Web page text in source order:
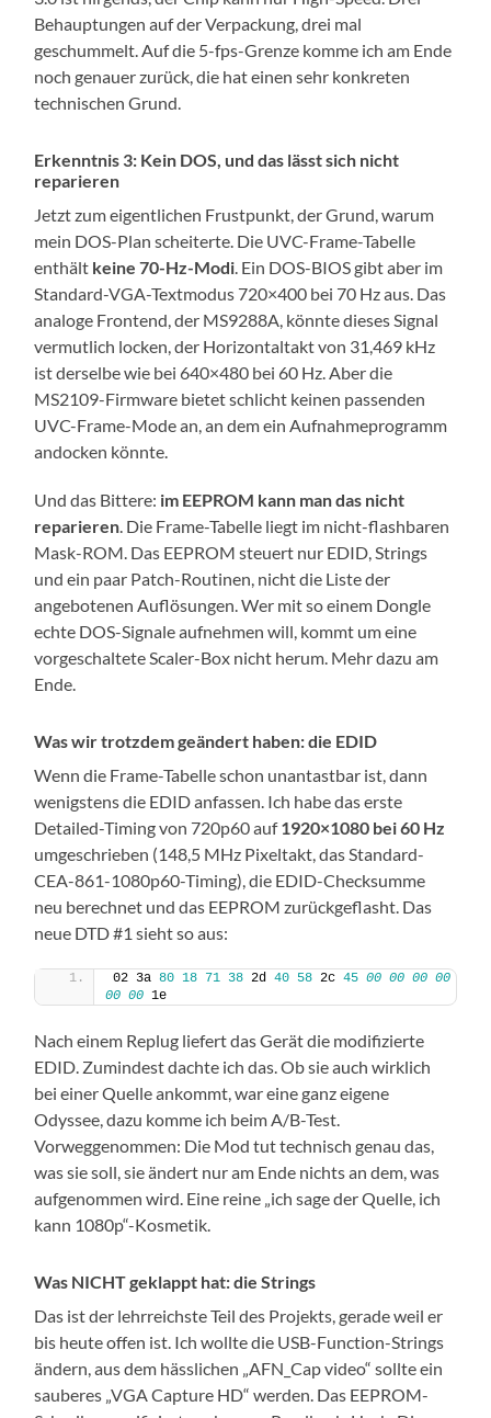
Behauptungen auf der Verpackung, drei mal
geschummelt. Auf die 5-fps-Grenze komme ich am Ende
noch genauer zurück, die hat einen sehr konkreten
technischen Grund.
Erkenntnis 3: Kein DOS, und das lässt sich nicht
reparieren
Jetzt zum eigentlichen Frustpunkt, der Grund, warum
mein DOS-Plan scheiterte. Die UVC-Frame-Tabelle
enthält keine 70-Hz-Modi. Ein DOS-BIOS gibt aber im
Standard-VGA-Textmodus 720×400 bei 70 Hz aus. Das
analoge Frontend, der MS9288A, könnte dieses Signal
vermutlich locken, der Horizontaltakt von 31,469 kHz
ist derselbe wie bei 640×480 bei 60 Hz. Aber die
MS2109-Firmware bietet schlicht keinen passenden
UVC-Frame-Mode an, an dem ein Aufnahmeprogramm
andocken könnte.
Und das Bittere: im EEPROM kann man das nicht
reparieren. Die Frame-Tabelle liegt im nicht-flashbaren
Mask-ROM. Das EEPROM steuert nur EDID, Strings
und ein paar Patch-Routinen, nicht die Liste der
angebotenen Auflösungen. Wer mit so einem Dongle
echte DOS-Signale aufnehmen will, kommt um eine
vorgeschaltete Scaler-Box nicht herum. Mehr dazu am
Ende.
Was wir trotzdem geändert haben: die EDID
Wenn die Frame-Tabelle schon unantastbar ist, dann
wenigstens die EDID anfassen. Ich habe das erste
Detailed-Timing von 720p60 auf1920×1080 bei 60 Hz
umgeschrieben (148,5 MHz Pixeltakt, das Standard-
CEA-861-1080p60-Timing), die EDID-Checksumme
neu berechnet und das EEPROM zurückgeflasht. Das
neue DTD #1 sieht so aus:
02 3a 80 18 71 38 2d 40 58 2c 45 00 00 00 00
00 00 1e
Nach einem Replug liefert das Gerät die modifizierte
EDID. Zumindest dachte ich das. Ob sie auch wirklich
bei einer Quelle ankommt, war eine ganz eigene
Odyssee, dazu komme ich beim A/B-Test.
Vorweggenommen: Die Mod tut technisch genau das,
was sie soll, sie ändert nur am Ende nichts an dem, was
aufgenommen wird. Eine reine „ich sage der Quelle, ich
kann 1080p“-Kosmetik.
Was NICHT geklappt hat: die Strings
Das ist der lehrreichste Teil des Projekts, gerade weil er
bis heute offen ist. Ich wollte die USB-Function-Strings
ändern, aus dem hässlichen „AFN_Cap video“ sollte ein
sauberes „VGA Capture HD“ werden. Das EEPROM-